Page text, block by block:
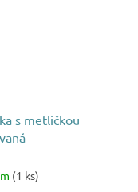
s metličkou
(1 ks)